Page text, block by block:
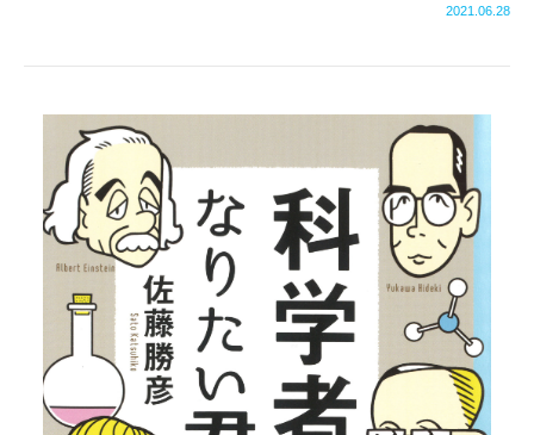
2021.06.28